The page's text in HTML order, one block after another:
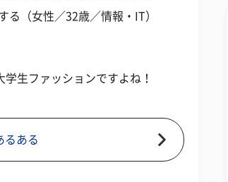
る（女性／32歳／情報・IT）
生ファッションですよね！
るある